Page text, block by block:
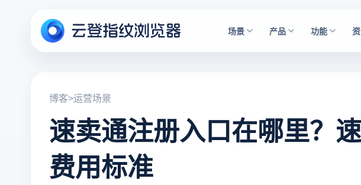
场景 产品 功能
博客>运营场景
速卖通注册入口在哪里？
费用标准